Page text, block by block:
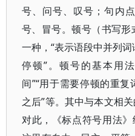
号、问号、叹号；句内
号、冒号。顿号（书写形
一种，“表示语段中并列
停顿”。顿号的基本用
间”“用于需要停顿的重
之后”等。其中与本文相
对此，《标点符号用法》